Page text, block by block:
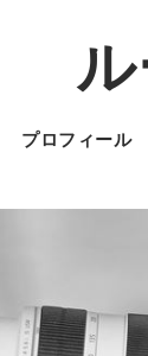
プロフィール